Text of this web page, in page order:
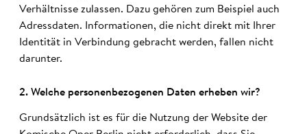
Verhältnisse zulassen. Dazu gehören zum Beispiel auch
Adressdaten. Informationen, die nicht direkt mit Ihrer
Identität in Verbindung gebracht werden, fallen nicht
darunter.
2. Welche personen­bezo­genen Daten erheben wir?
Grundsätzlich ist es für die Nutzung der Website der